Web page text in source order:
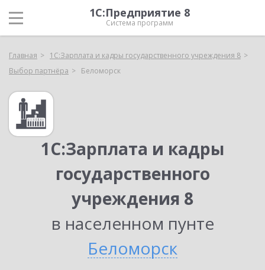
1С:Предприятие 8
Система программ
Главная
1С:Зарплата и кадры государственного учреждения 8
Выбор партнёра
Беломорск
1С:Зарплата и кадры
государственного
учреждения 8
в населенном пунте
Беломорск